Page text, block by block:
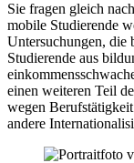
Sie fragen gleich
mobile Studierende
Untersuchungen, die
Studierende aus
einen weiteren Teil
wegen
andere